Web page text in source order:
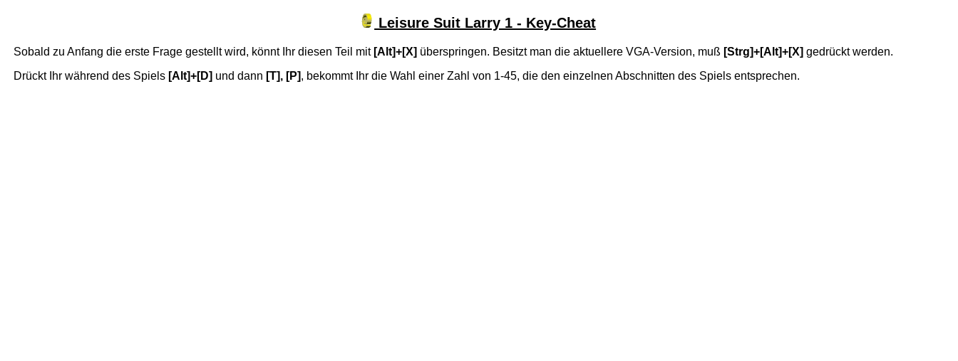
Leisure Suit Larry 1 - Key-Cheat
Sobald zu Anfang die erste Frage gestellt wird, könnt Ihr diesen Teil mit [Alt]+[X] überspringen. Besitzt man die aktuellere VGA-Version, muß [Strg]+[Alt]+[X] gedrückt werden.
Drückt Ihr während des Spiels [Alt]+[D] und dann [T], [P], bekommt Ihr die Wahl einer Zahl von 1-45, die den einzelnen Abschnitten des Spiels entsprechen.